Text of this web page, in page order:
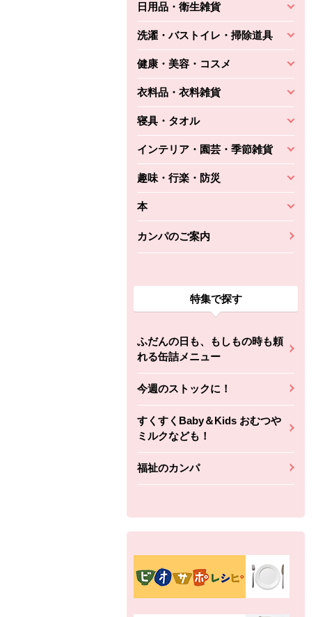
日用品・衛生雑貨
洗濯・バストイレ・掃除道具
健康・美容・コスメ
衣料品・衣料雑貨
寝具・タオル
インテリア・園芸・季節雑貨
趣味・行楽・防災
本
カンパのご案内
特集で探す
ふだんの日も、もしもの時も頼
れる缶詰メニュー
今週のストックに！
すくすくBaby＆Kids おむつや
ミルクなども！
福祉のカンパ